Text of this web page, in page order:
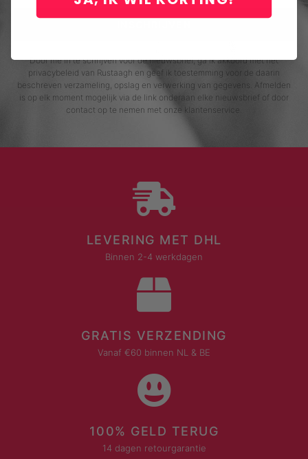
Door me in te schrijven voor de nieuwsbrief, ga ik akkoord met het
privacybeleid van Rustaagh en geef ik toestemming voor de daarin
beschreven verzameling, opslag en verwerking van gegevens. Afmelden
is op elk moment mogelijk via de link onderaan elke nieuwsbrief of door
contact op te nemen met onze klantenservice.
LEVERING MET DHL
Binnen 2-4 werkdagen
GRATIS VERZENDING
Vanaf €60 binnen NL & BE
100% GELD TERUG
14 dagen retourgarantie